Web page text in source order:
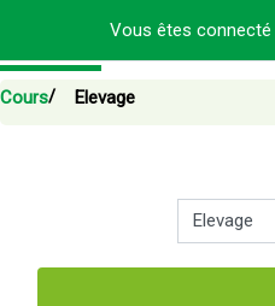
Vous êtes
Cours Elevage
Catégories